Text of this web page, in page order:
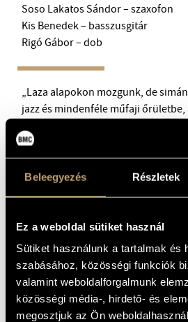
Beleegyezés Részletek
Ez a weboldal sütiket használ
Sütiket használunk a tartalmak és
szabásához, közösségi funkciók
valamint weboldalforgalmunk
közösségi média-, hirdető- és
megosztjuk az Ön
BMC HÁZ
OPUS JAZZ CLUB
BMC RECORDS
ZENEI INFORMÁCIÓS KÖZPONT
BMC NEMZETKÖZI
Soso Lakatos Sándor – szaxofon
Kis Benedek – basszusgitár
Rigó Gábor – dob
„Laza alapokon mozgunk, de
jazz és mindenféle műfaji
Kísérletezünk, keverünk, bontunk
csak groove és energia” – vallja
Horror Monkeyz kvartett, amely
első ízben a nyilvánosság előtt. A
fiatal és középgenerációjának
Gábor alkotják, akik ebben az új
és a kortárs zene ötvözésével
dinamikus hangzásvilág